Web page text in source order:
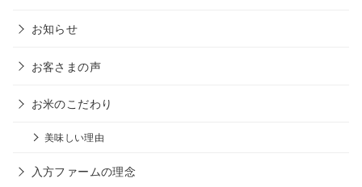
お知らせ
お客さまの声
お米のこだわり
美味しい理由
入方ファームの理念